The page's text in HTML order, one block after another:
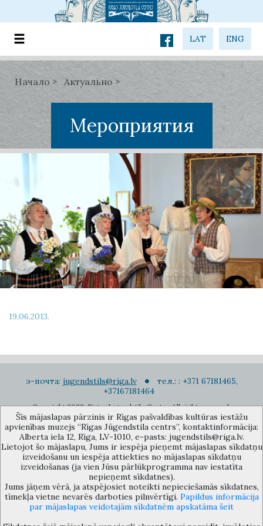
LAT ENG
Начало Актуально
Мероприятия
19.06.2013.
э-почта: jugendstils@riga.lv
тел.: : +371 67181465,
+37167181464
Copyright 2022. Rigas Jugendstila Centrs. All right reserved.
Подписаться на новости
Музей объединения культурных учереждений Рижского
самоуправления «Рижский центр югендстиля», улица Альберта 12,
Рига, LV 1010, Латвия (дверной код: 12), jugendstils@riga.lv
Šīs mājaslapas pārzinis ir Rīgas pašvaldības kultūras iestāžu
apvienības muzejs “Rīgas Jūgendstila centrs”, kontaktinformācija:
Alberta iela 12, Rīga, LV-1010, e-pasts: jugendstils@riga.lv.
Lietojot šo mājaslapu, Jums ir iespēja pieņemt mājaslapas sīkdatņu
izveidošanu un iespēja attiekties no mājaslapas sīkdatņu
izveidošanas (ja vien Jūsu pārlūkprogramma nav iestatīta
nepieņemt sīkdatnes).
Jums jāņem vērā, ja atspējosiet noteikti nepieciešamās sīkdatnes,
tīmekļa vietne nevarēs darboties pilnvērtīgi. Papildus informācija
par mājaslapas veidotajām sīkdatnēm apskatāma šeit